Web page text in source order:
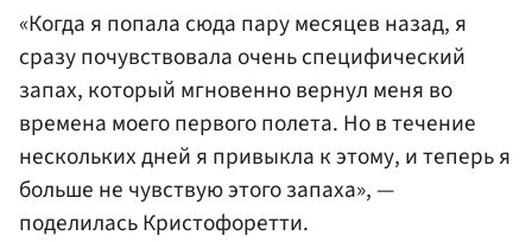
«Когда я попала сюда пару месяцев назад, я
сразу почувствовала очень специфический
запах, который мгновенно вернул меня во
времена моего первого полета. Но в течение
нескольких дней я привыкла к этому, и теперь я
больше не чувствую этого запаха», —
поделилась Кристофоретти.